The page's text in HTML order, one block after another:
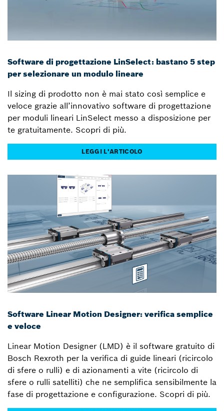
Software di progettazione LinSelect: bastano 5 step
per selezionare un modulo lineare
Il sizing di prodotto non è mai stato così semplice e
veloce grazie all’innovativo software di progettazione
per moduli lineari LinSelect messo a disposizione per
te gratuitamente. Scopri di più.
LEGGI L'ARTICOLO
Software Linear Motion Designer: verifica semplice
e veloce
Linear Motion Designer (LMD) è il software gratuito di
Bosch Rexroth per la verifica di guide lineari (ricircolo
di sfere o rulli) e di azionamenti a vite (ricircolo di
sfere o rulli satelliti) che ne semplifica sensibilmente la
fase di progettazione e configurazione. Scopri di più.